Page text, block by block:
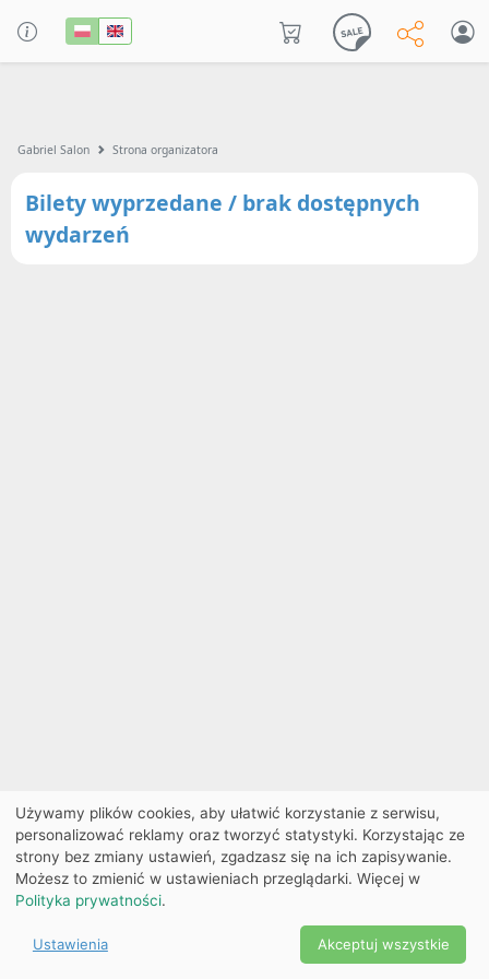
Gabriel Salon Strona organizatora
Bilety wyprzedane / brak dostępnych
wydarzeń
Ekobilet2026 |
Ustawienia
cookies
2026
Używamy plików cookies, aby ułatwić korzystanie z serwisu,
personalizować reklamy oraz tworzyć statystyki. Korzystając ze
strony bez zmiany ustawień, zgadzasz się na ich zapisywanie.
Możesz to zmienić w ustawieniach przeglądarki. Więcej w
Polityka prywatności.
Ustawienia Akceptuj wszystkie